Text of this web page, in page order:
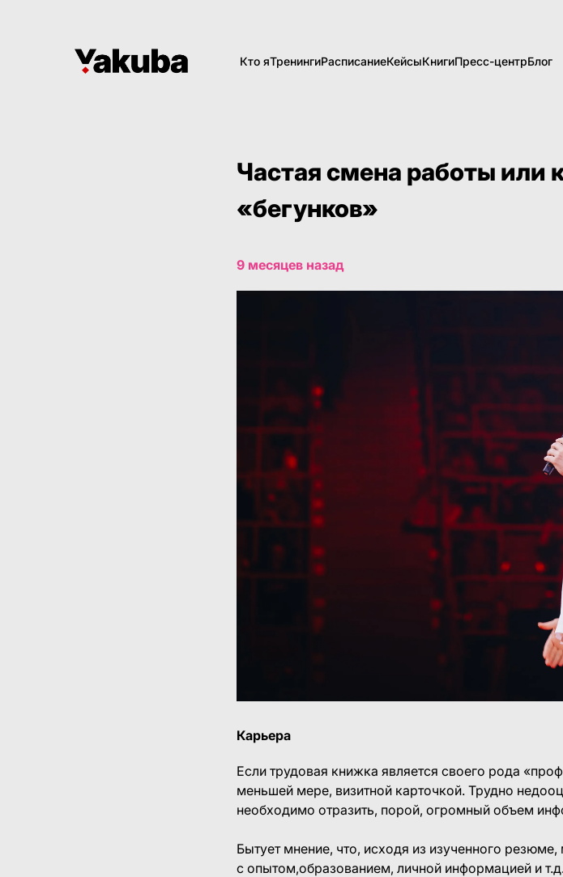
Кто яТренингиРасписаниеКейсыКнигиПресс-центрБлог
Частая смена работы или
«бегунков»
9 месяцев назад
Карьера
Если трудовая книжка является своего рода
меньшей мере, визитной карточкой. Трудно
необходимо отразить, порой, огромный объем
Бытует мнение, что, исходя из изученного
с опытом,образованием, личной информацией и